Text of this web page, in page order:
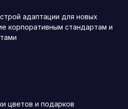
адаптации для новых
корпоративным стандартам и
цветов и подарков